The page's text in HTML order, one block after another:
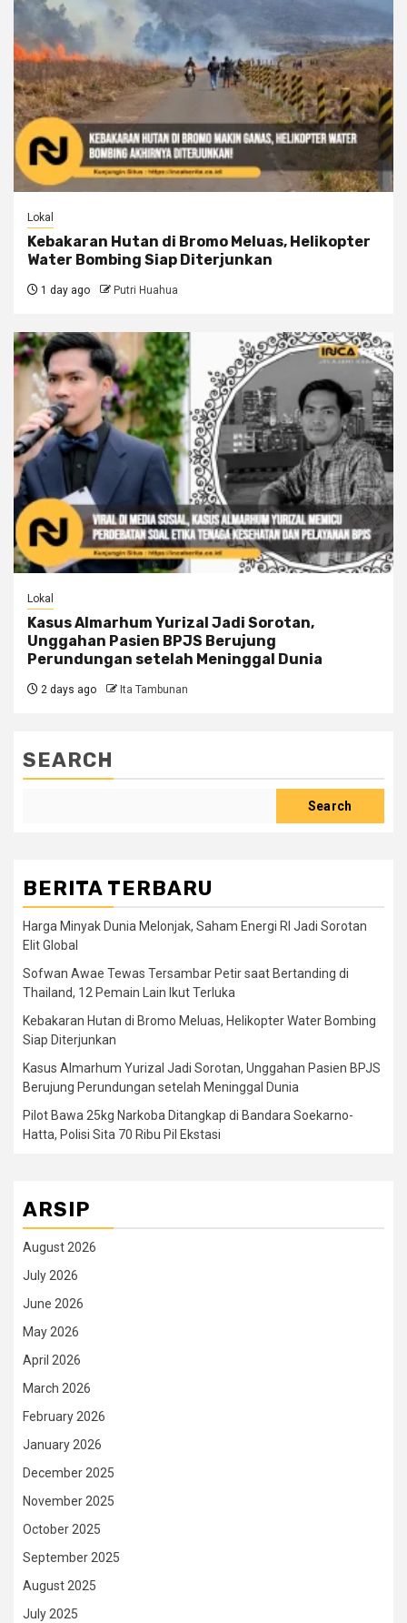
Lokal
Kebakaran Hutan di Bromo Meluas, Helikopter
Water Bombing Siap Diterjunkan
1 day ago Putri Huahua
Lokal
Kasus Almarhum Yurizal Jadi Sorotan,
Unggahan Pasien BPJS Berujung
Perundungan setelah Meninggal Dunia
2 days ago Ita Tambunan
SEARCH
Search
BERITA TERBARU
Harga Minyak Dunia Melonjak, Saham Energi RI Jadi Sorotan
Elit Global
Sofwan Awae Tewas Tersambar Petir saat Bertanding di
Thailand, 12 Pemain Lain Ikut Terluka
Kebakaran Hutan di Bromo Meluas, Helikopter Water Bombing
Siap Diterjunkan
Kasus Almarhum Yurizal Jadi Sorotan, Unggahan Pasien BPJS
Berujung Perundungan setelah Meninggal Dunia
Pilot Bawa 25kg Narkoba Ditangkap di Bandara Soekarno-
Hatta, Polisi Sita 70 Ribu Pil Ekstasi
ARSIP
August 2026
July 2026
June 2026
May 2026
April 2026
March 2026
February 2026
January 2026
December 2025
November 2025
October 2025
September 2025
August 2025
July 2025